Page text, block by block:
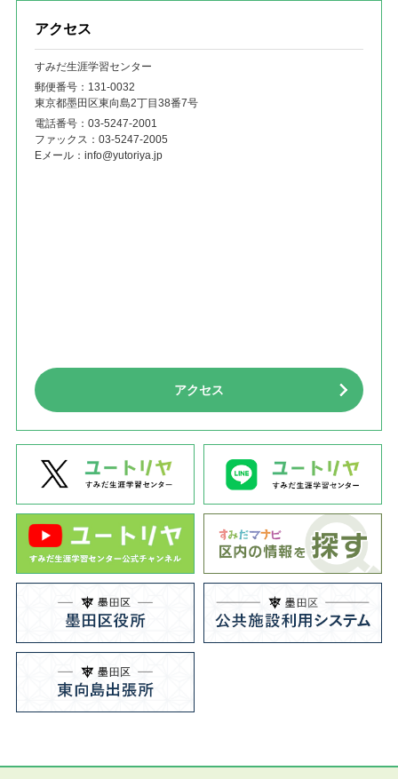
アクセス
すみだ生涯学習センター
郵便番号：131‐0032
東京都墨田区東向島2丁目38番7号
電話番号： 03-5247-2001
ファックス： 03-5247-2005
Eメール： info@yutoriya.jp
アクセス